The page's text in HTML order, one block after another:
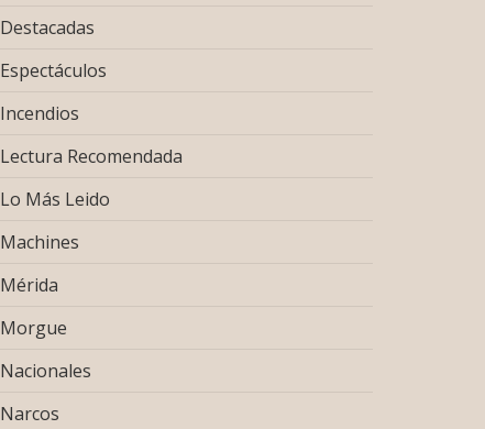
Destacadas
Espectáculos
Incendios
Lectura Recomendada
Lo Más Leido
Machines
Mérida
Morgue
Nacionales
Narcos